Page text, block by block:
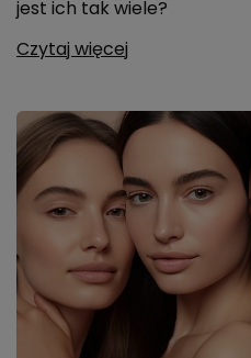
jest ich tak wiele?
Czytaj więcej